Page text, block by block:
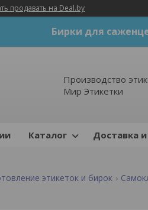
продавать на Deal.by
Бирки для
Производство
Мир Этикетки
Каталог Доставка
этикеток и бирок